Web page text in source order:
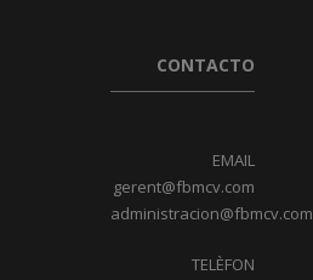
CONTACTO
EMAIL
gerent@fbmcv.com
administracion@fbmcv.com
TELÈFON